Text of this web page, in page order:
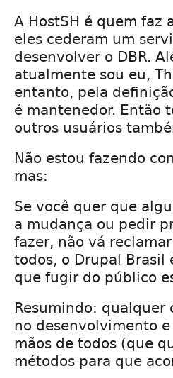
A HostSH é quem faz
eles cederam um
desenvolver o DBR.
atualmente sou eu,
entanto, pela
é mantenedor. Então
outros usuários
Não estou fazendo
mas:
Se você quer que
a mudança ou pedir
fazer, não vá
todos, o Drupal
que fugir do público
Resumindo: qualquer
no desenvolvimento
mãos de todos (que
métodos para que